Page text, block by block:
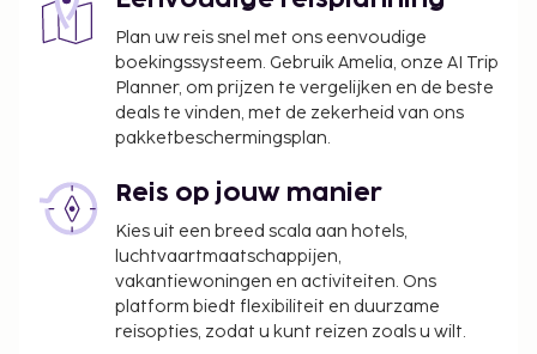
Plan uw reis snel met ons eenvoudige
boekingssysteem. Gebruik Amelia, onze AI Trip
Planner, om prijzen te vergelijken en de beste
deals te vinden, met de zekerheid van ons
pakketbeschermingsplan.
Reis op jouw manier
Kies uit een breed scala aan hotels,
luchtvaartmaatschappijen,
vakantiewoningen en activiteiten. Ons
platform biedt flexibiliteit en duurzame
reisopties, zodat u kunt reizen zoals u wilt.